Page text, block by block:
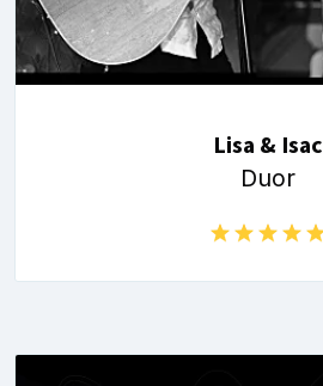
Lisa & Isac
Duor